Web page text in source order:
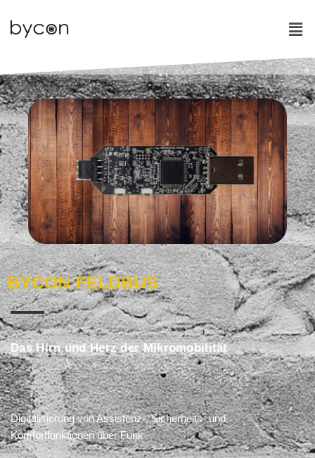
BYCON FELDBUS
Das Hirn und Herz der Mikromobilität
Digitalisierung von Assistenz-, Sicherheits- und
Komfortfunktionen über Funk